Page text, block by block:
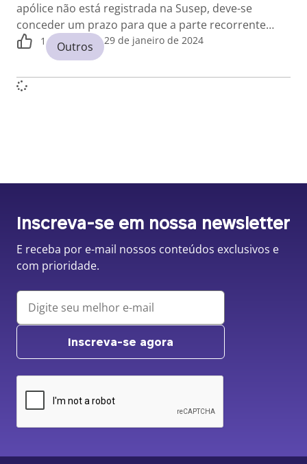
apólice não está registrada na Susep, deve-se
conceder um prazo para que a parte recorrente…
1 Outros 29 de janeiro de 2024
Inscreva-se em nossa newsletter
E receba por e-mail nossos conteúdos exclusivos e
com prioridade.
Inscreva-se agora